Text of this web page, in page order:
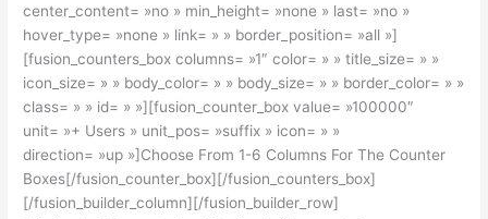
center_content= »no » min_height= »none » last= »no »
hover_type= »none » link= » » border_position= »all »]
[fusion_counters_box columns= »1″ color= » » title_size= » »
icon_size= » » body_color= » » body_size= » » border_color= » »
class= » » id= » »][fusion_counter_box value= »100000″
unit= »+ Users » unit_pos= »suffix » icon= » »
direction= »up »]Choose From 1-6 Columns For The Counter
Boxes[/fusion_counter_box][/fusion_counters_box]
[/fusion_builder_column][/fusion_builder_row]